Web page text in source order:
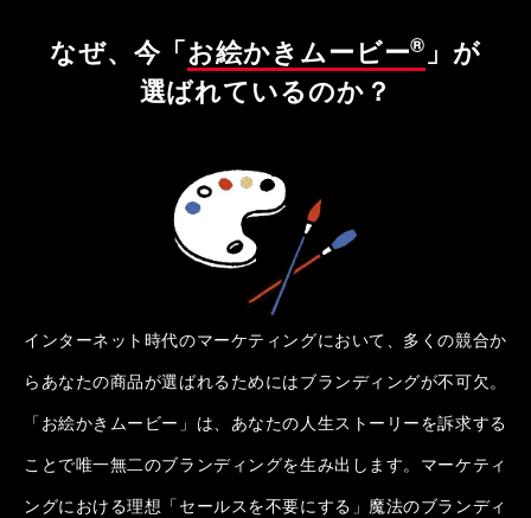
なぜ、今「お絵かきムービー® 」が
選ばれているのか？
インターネット時代のマーケティングにおいて、多くの競合か
らあなたの商品が選ばれるためにはブランディングが不可欠。
「お絵かきムービー」は、あなたの人生ストーリーを訴求する
ことで唯一無二のブランディングを生み出します。マーケティ
ングにおける理想「セールスを不要にする」魔法のブランディ